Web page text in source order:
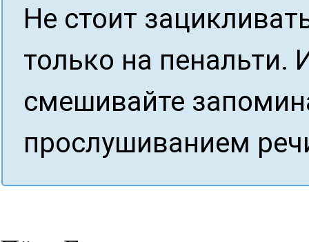
Не стоит
только на пенальти.
смешивайте
прослушиванием